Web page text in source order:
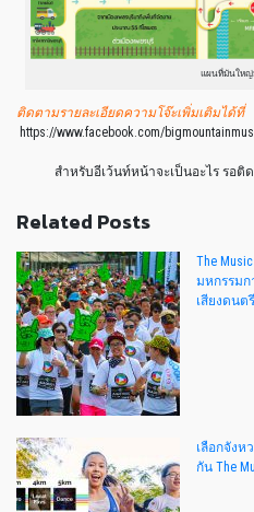
แผนที่มันใหญ่
ติดตามรายละเอียดความโจ๊ะเพิ่มเติมได้ที่
https://www.facebook.com/
สำหรับอีเว้นท์หน้าจะเป็นอะไร รอติ
Related Posts
The
มหกรรมก
เสียงดนตรี
เลือกจังห
กัน The